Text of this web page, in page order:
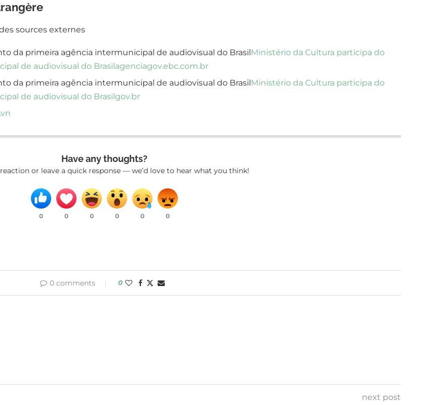
sources externes
da primeira agência intermunicipal de audiovisual do BrasilMinistério da Cultura participa do
de audiovisual do Brasilagenciagov.ebc.com.br
da primeira agência intermunicipal de audiovisual do BrasilMinistério da Cultura participa do
de audiovisual do Brasilgov.br
Have any thoughts?
or leave a quick response — we’d love to hear what you think!
0 0 0 0 0 0
0 comments 0
next post